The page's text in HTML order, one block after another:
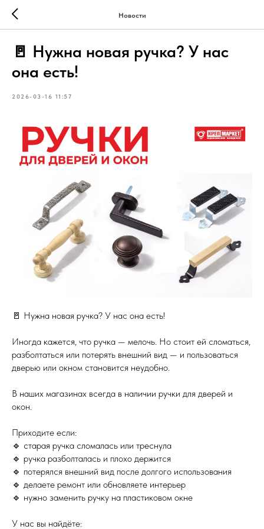
Новости
🚪 Нужна новая ручка? У нас
она есть!
2026-03-16 11:57
🚪 Нужна новая ручка? У нас она есть!
Иногда кажется, что ручка — мелочь. Но стоит ей сломаться,
разболтаться или потерять внешний вид — и пользоваться
дверью или окном становится неудобно.
В наших магазинах всегда в наличии ручки для дверей и
окон.
Приходите если:
🔹 старая ручка сломалась или треснула
🔹 ручка разболталась и плохо держится
🔹 потерялся внешний вид после долгого использования
🔹 делаете ремонт или обновляете интерьер
🔹 нужно заменить ручку на пластиковом окне
У нас вы найдёте: